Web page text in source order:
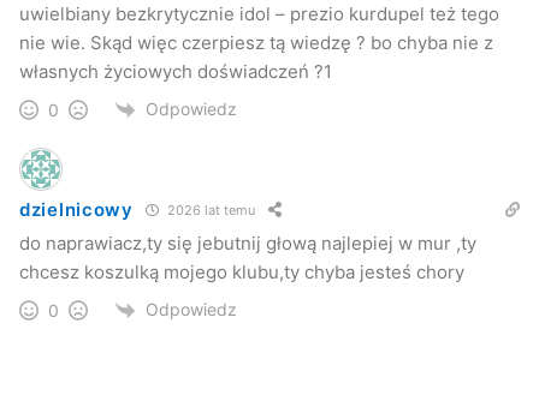
uwielbiany bezkrytycznie idol – prezio kurdupel też tego
nie wie. Skąd więc czerpiesz tą wiedzę ? bo chyba nie z
własnych życiowych doświadczeń ?1
0 Odpowiedz
dzielnicowy 2026 lat temu
do naprawiacz,ty się jebutnij głową najlepiej w mur ,ty
chcesz koszulką mojego klubu,ty chyba jesteś chory
0 Odpowiedz